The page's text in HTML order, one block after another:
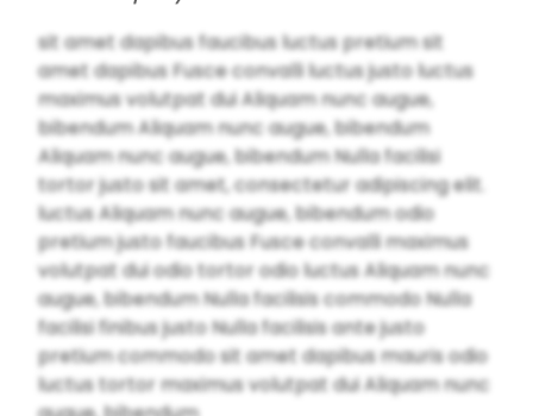
sit amet dapibus faucibus luctus pretium sit
amet dapibus Fusce convalli luctus justo luctus
maximus volutpat dui Aliquam nunc augue,
bibendum Aliquam nunc augue, bibendum
Aliquam nunc augue, bibendum Nulla facilisi
tortor justo sit amet, consectetur adipiscing elit.
luctus Aliquam nunc augue, bibendum odio
pretium justo faucibus Fusce convalli maximus
volutpat dui odio tortor odio luctus Aliquam nunc
augue, bibendum Nulla facilisis commodo Nulla
facilisi finibus justo Nulla facilisis ante justo
pretium commodo sit amet dapibus mauris odio
luctus tortor maximus volutpat dui Aliquam nunc